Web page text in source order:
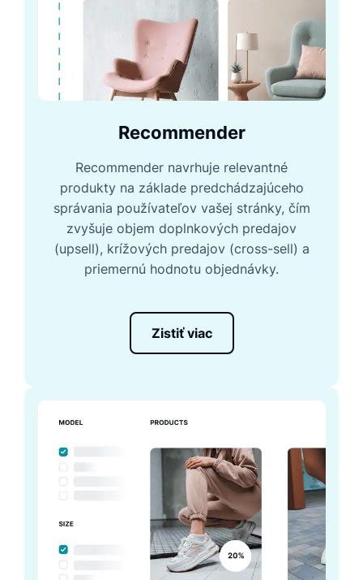
Recommender
Recommender navrhuje relevantné
produkty na základe predchádzajúceho
správania používateľov vašej stránky, čím
zvyšuje objem doplnkových predajov
(upsell), krížových predajov (cross-sell) a
priemernú hodnotu objednávky.
Zistiť viac